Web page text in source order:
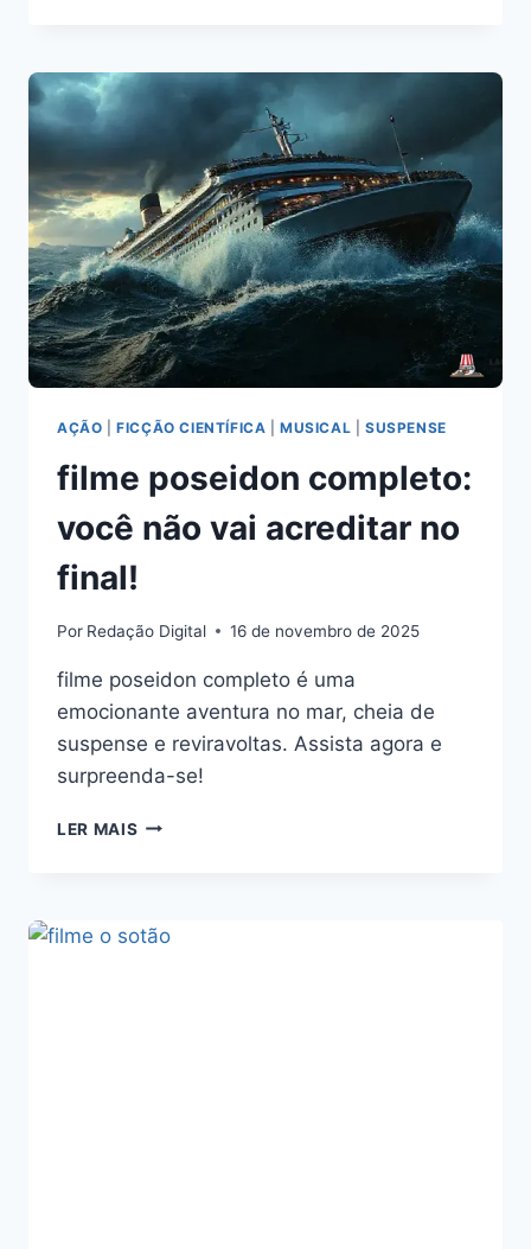
OS
MISTÉRIOS
ASSUSTADORES
AÇÃO |FICÇÃO CIENTÍFICA |MUSICAL |SUSPENSE
filme poseidon completo:
você não vai acreditar no
final!
Por Redação Digital 16 de novembro de 2025
filme poseidon completo é uma
emocionante aventura no mar, cheia de
suspense e reviravoltas. Assista agora e
surpreenda-se!
LER MAIS FILME
VAI